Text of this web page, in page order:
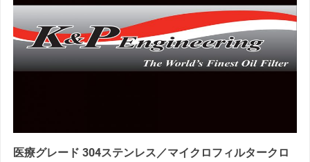
医療グレード 304ステンレス／マイクロフィルタークロ